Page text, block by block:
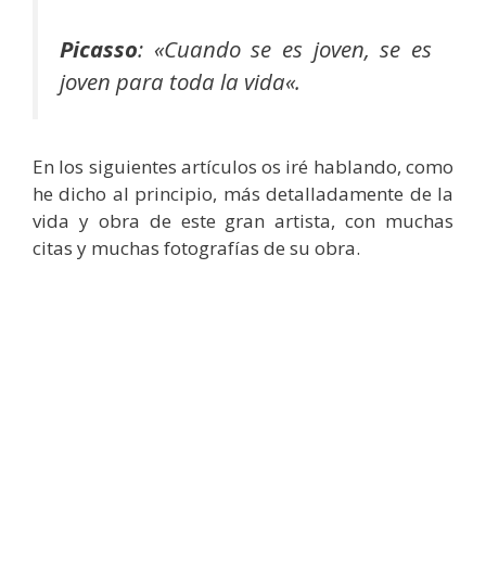
Picasso: «Cuando se es joven, se es
joven para toda la vida«.
En los siguientes artículos os iré hablando, como
he dicho al principio, más detalladamente de la
vida y obra de este gran artista, con muchas
citas y muchas fotografías de su obra.